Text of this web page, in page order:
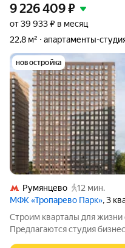
9 226 409₽
от 39 933 ₽ в месяц
22,8 м²
апартаменты-
новостройка
Румянцево
12 мин.
МФК «Тропарево Парк», 3
Строим кварталы для
Предлагаются студия